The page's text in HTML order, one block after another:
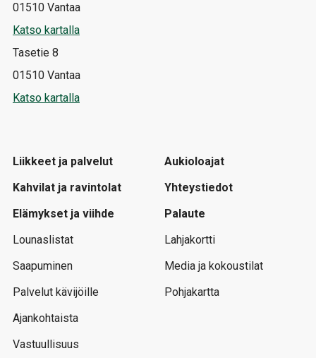
01510 Vantaa
Katso kartalla
Tasetie 8
01510 Vantaa
Katso kartalla
Liikkeet ja palvelut
Kahvilat ja ravintolat
Elämykset ja viihde
Lounaslistat
Saapuminen
Palvelut kävijöille
Ajankohtaista
Vastuullisuus
Aukioloajat
Yhteystiedot
Palaute
Lahjakortti
Media ja kokoustilat
Pohjakartta